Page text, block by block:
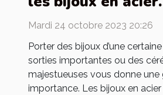
inoxydable ?
Mardi 24 octobre 2023 20:26
Porter des bijoux d’une
sorties importantes ou des
majestueuses vous donne une
importance. Les bijoux en